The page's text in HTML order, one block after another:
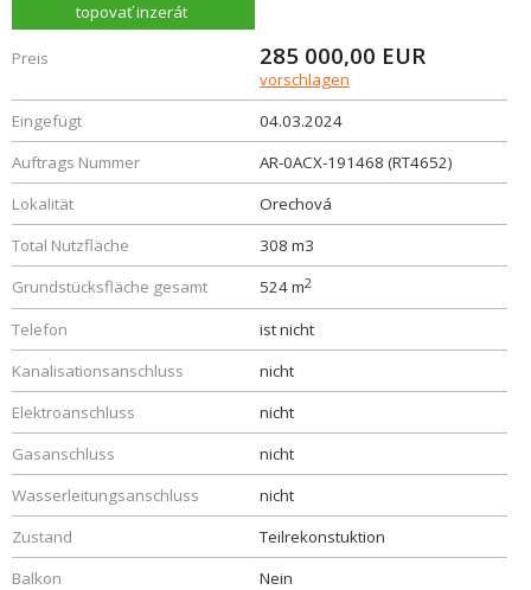
topovať inzerát
Preis 285 000,00 EUR
vorschlagen
Eingefügt
04.03.2024
Auftrags Nummer
AR-0ACX-191468 (RT4652)
Lokalität
Orechová
Total Nutzfläche
308 m3
Grundstücksfläche gesamt
524 m2
Telefon
ist nicht
Kanalisationsanschluss
nicht
Elektroanschluss
nicht
Gasanschluss
nicht
Wasserleitungsanschluss
nicht
Zustand
Teilrekonstuktion
Balkon
Nein